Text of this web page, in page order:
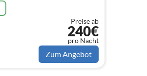
Preise ab
240€
pro Nacht
Zum Angebot